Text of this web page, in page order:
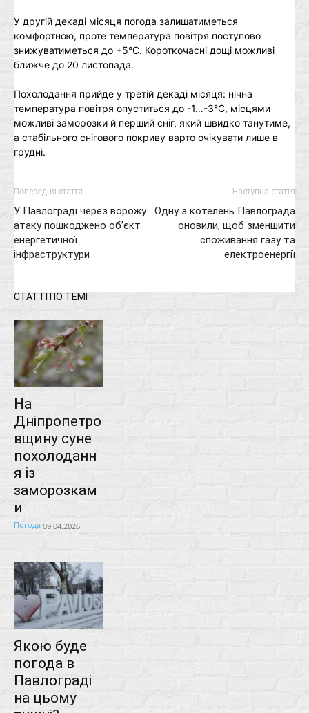
У другій декаді місяця погода залишатиметься
комфортною, проте температура повітря поступово
знижуватиметься до +5°C. Короткочасні дощі можливі
ближче до 20 листопада.
Похолодання прийде у третій декаді місяця: нічна
температура повітря опуститься до -1…-3°C, місцями
можливі заморозки й перший сніг, який швидко танутиме,
а стабільного снігового покриву варто очікувати лише в
грудні.
Попередня стаття
У Павлограді через ворожу
атаку пошкоджено об’єкт
енергетичної
інфраструктури
Наступна стаття
Одну з котелень Павлограда
оновили, щоб зменшити
споживання газу та
електроенергії
СТАТТІ ПО ТЕМІ
На
Дніпропетро
вщину суне
похолоданн
я із
заморозкам
и
Погода 09.04.2026
Якою буде
погода в
Павлограді
на цьому